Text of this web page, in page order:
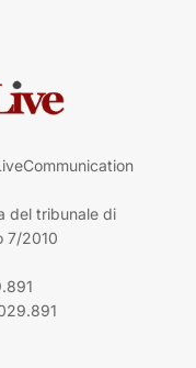
del tribunale di
7/2010